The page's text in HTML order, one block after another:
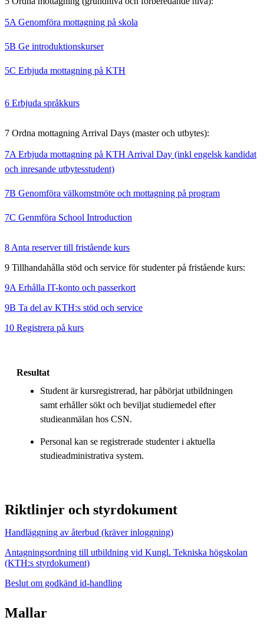
5A Genomföra mottagning på skola
5B Ge introduktionskurser
5C Erbjuda mottagning på KTH
6 Erbjuda språkkurs
7 Ordna mottagning Arrival Days (master och utbytes):
7A Erbjuda mottagning på KTH Arrival Day (inkl engelsk kandidat
och inresande utbytesstudent)
7B Genomföra välkomstmöte och mottagning på program
7C Genmföra School Introduction
8 Anta reserver till fristående kurs
9 Tillhandahålla stöd och service för studenter på fristående kurs:
9A Erhålla IT-konto och passerkort
9B Ta del av KTH:s stöd och service
10 Registrera på kurs
Resultat
Student är kursregistrerad, har påbörjat utbildningen
samt erhåller sökt och beviljat studiemedel efter
studieanmälan hos CSN.
Personal kan se registrerade studenter i aktuella
studieadministrativa system.
Riktlinjer och styrdokument
Handläggning av återbud (kräver inloggning)
Antagningsordning till utbildning vid Kungl. Tekniska högskolan
(KTH:s styrdokument)
Beslut om godkänd id-handling
Mallar